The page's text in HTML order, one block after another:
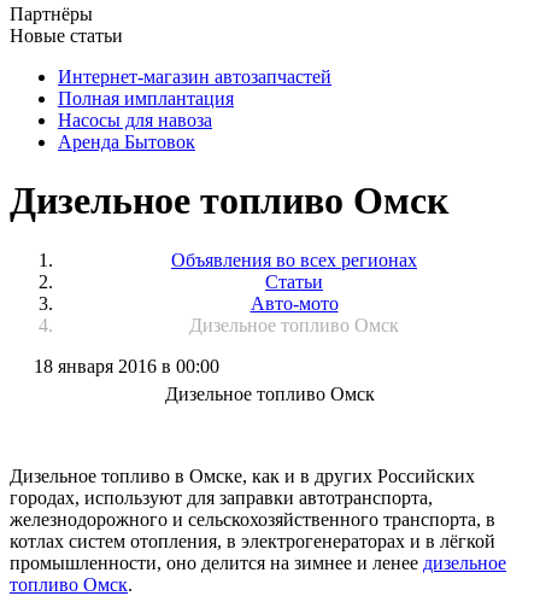
Партнёры
Новые статьи
Интернет-магазин автозапчастей
Полная имплантация
Насосы для навоза
Аренда Бытовок
Дизельное топливо Омск
Объявления во всех регионах
Статьи
Авто-мото
Дизельное топливо Омск
18 января 2016 в 00:00
Дизельное топливо Омск
Дизельное топливо в Омске, как и в других Российских
городах, используют для заправки автотранспорта,
железнодорожного и сельскохозяйственного транспорта, в
котлах систем отопления, в электрогенераторах и в лёгкой
промышленности, оно делится на зимнее и ленее дизельное
топливо Омск.